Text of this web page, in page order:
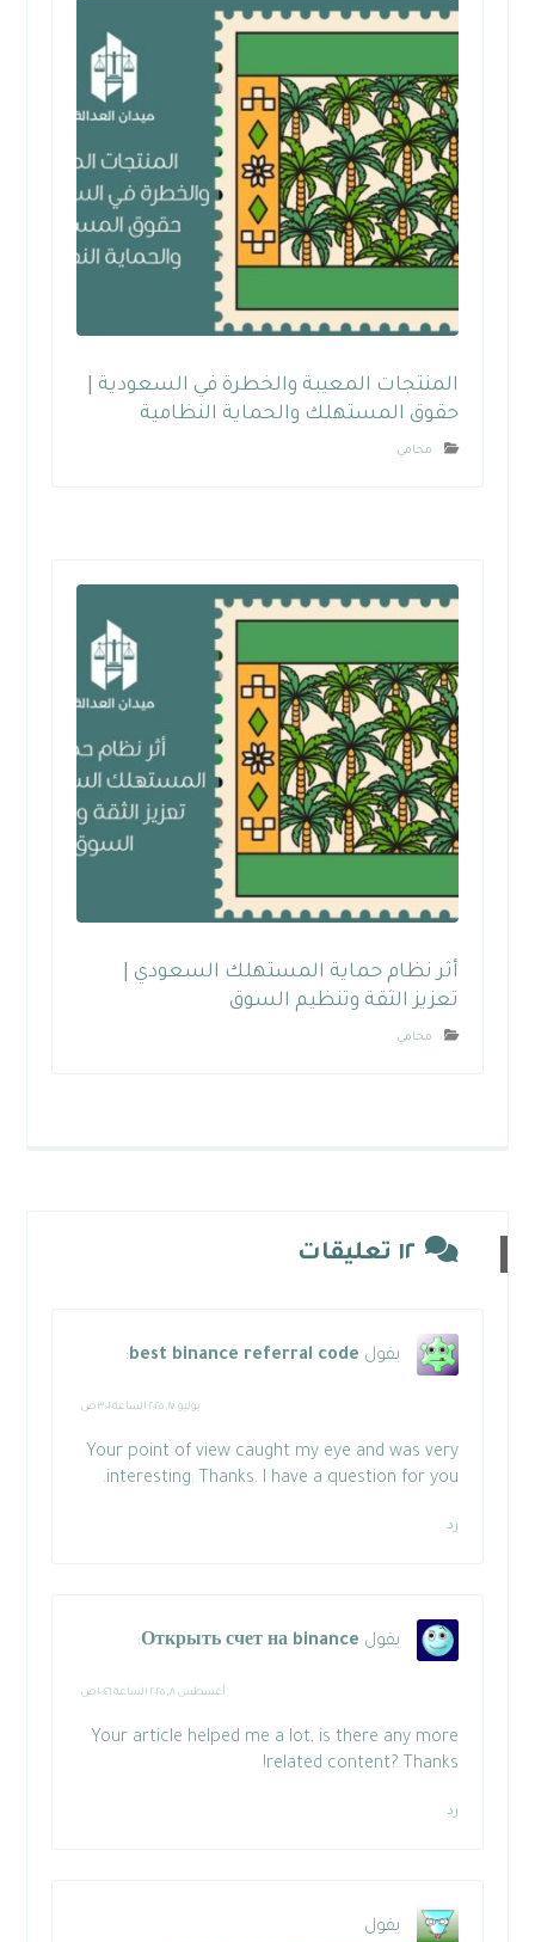
المنتجات المعيبة والخطرة في السعودية |
حقوق المستهلك والحماية النظامية
محامي
أثر نظام حماية المستهلك السعودي |
تعزيز الثقة وتنظيم السوق
محامي
١٢ تعليقات
يقول best binance referral code
:
يوليو ١٧, ٢٠٢٥ الساعة ٣:٠١ ص
Your point of view caught my eye and was very
interesting. Thanks. I have a question for you.
رد
يقول Открыть счет на binance
:
أغسطس ٨, ٢٠٢٥ الساعة ١٠:٤٦ ص
Your article helped me a lot, is there any more
related content? Thanks!
رد
يقول